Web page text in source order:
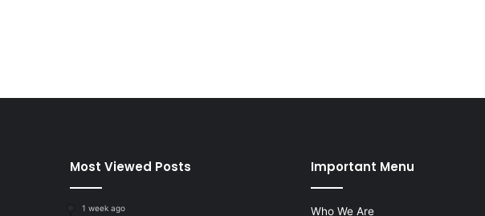
Most Viewed Posts
1 week ago
Important Menu
Who We Are